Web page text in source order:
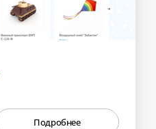
Подробнее